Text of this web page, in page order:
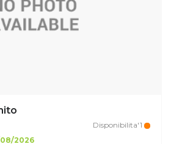
Disponibilita'1
2026